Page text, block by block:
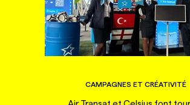
CAMPAGNES ET CRÉATIVITÉ